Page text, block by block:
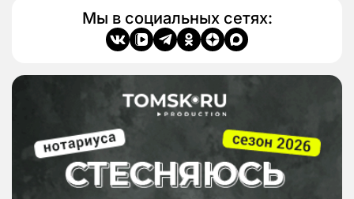
Мы в социальных сетях: